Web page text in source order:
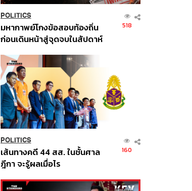
POLITICS
มหากาพย์โกงข้อสอบท้องถิ่น
ก่อนเดินหน้าสู่จุดจบในสัปดาห์
518
POLITICS
เส้นทางคดี 44 สส. ในชั้นศาล
ฎีกา จะรู้ผลเมื่อไร
160